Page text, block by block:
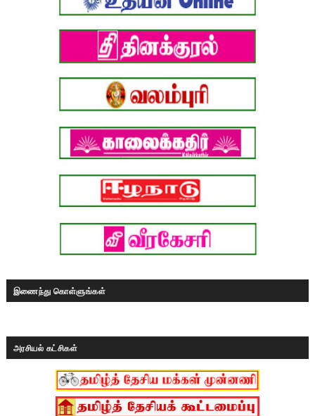
இணைந்து கொள்ளுங்கள்
அரசியல் கட்சிகள்